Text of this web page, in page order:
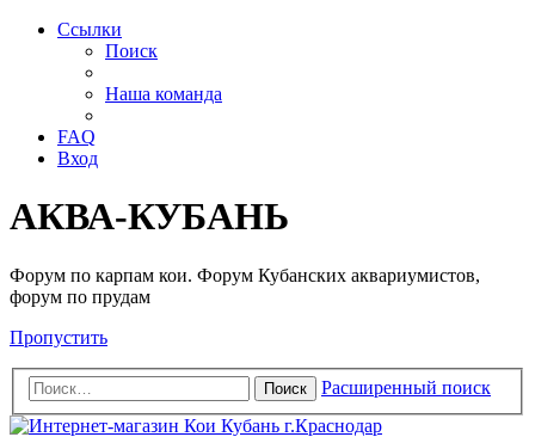
Ссылки
Поиск
Наша команда
FAQ
Вход
АКВА-КУБАНЬ
Форум по карпам кои. Форум Кубанских аквариумистов,
форум по прудам
Пропустить
Поиск Расширенный поиск